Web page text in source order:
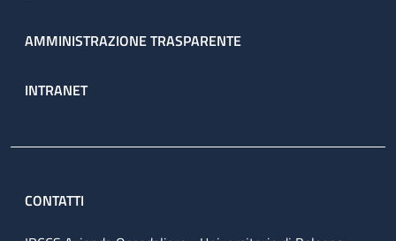
AMMINISTRAZIONE TRASPARENTE
INTRANET
CONTATTI